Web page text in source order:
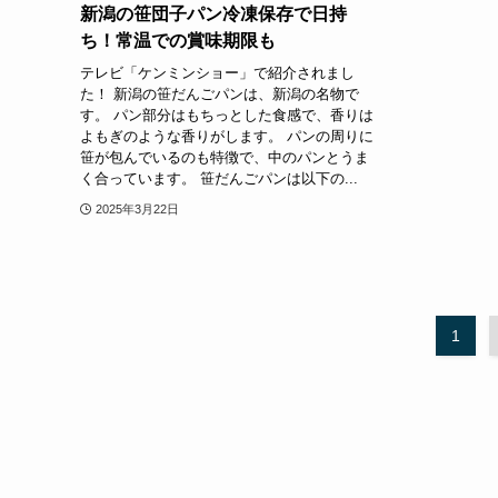
新潟の笹団子パン冷凍保存で日持
ち！常温での賞味期限も
テレビ「ケンミンショー」で紹介されまし
た！ 新潟の笹だんごパンは、新潟の名物で
す。 パン部分はもちっとした食感で、香りは
よもぎのような香りがします。 パンの周りに
笹が包んでいるのも特徴で、中のパンとうま
く合っています。 笹だんごパンは以下の...
2025年3月22日
1